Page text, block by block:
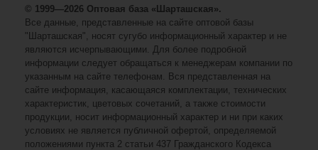
© 1999—2026 Оптовая база «Шарташская».
Все данные, представленные на сайте оптовой базы
"Шарташская", носят сугубо информационный характер и не
являются исчерпывающими. Для более подробной
информации следует обращаться к менеджерам компании по
указанным на сайте телефонам. Вся представленная на
сайте информация, касающаяся комплектации, технических
характеристик, цветовых сочетаний, а также стоимости
продукции, носит информационный характер и ни при каких
условиях не является публичной офертой, определяемой
положениями пункта 2 статьи 437 Гражданского Кодекса